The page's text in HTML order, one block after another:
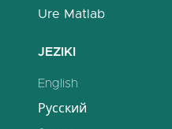
Ure Matlab
JEZIKI
English
Русский